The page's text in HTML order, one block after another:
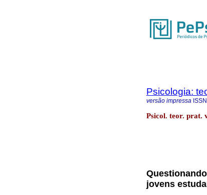
Psicologia:
versão impressa ISSN
Psicol. teor. prat.
jovens